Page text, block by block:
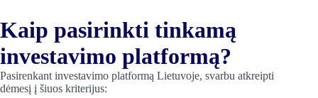
Kaip pasirinkti tinkamą
investavimo platformą?
Pasirenkant investavimo platformą Lietuvoje, svarbu atkreipti
dėmesį į šiuos kriterijus: